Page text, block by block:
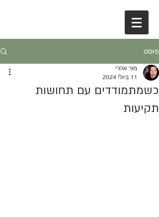
פוסט
כשמתמודדים עם תחושות
תקיעות
מור ארג'י
11 ביולי 2024